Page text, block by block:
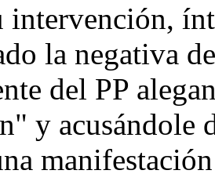
intervención,
la negativa
del PP
y acusándole